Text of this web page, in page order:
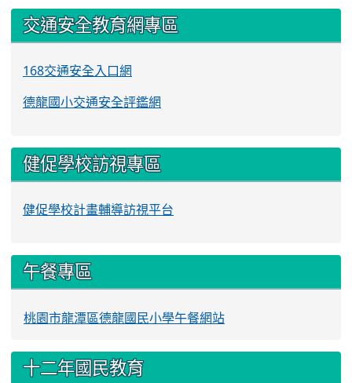
交通安全教育網專區
168交通安全入口網
德龍國小交通安全評鑑網
健促學校訪視專區
健促學校計畫輔導訪視平台
午餐專區
桃園市龍潭區德龍國民小學午餐網站
十二年國民教育